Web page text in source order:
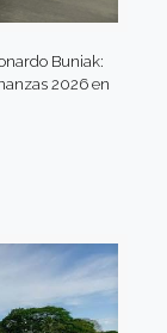
Buniak:
2026 en